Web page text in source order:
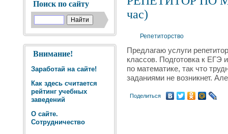
час)
Репетиторство
Предлагаю услуги
классов. Подготовка к ЕГЭ
по математике, так что
заданиями не возникнет.
Поделиться
Поиск по сайту
Внимание!
Заработай на сайте!
Как здесь считается
рейтинг учебных
заведений
О сайте.
Сотрудничество